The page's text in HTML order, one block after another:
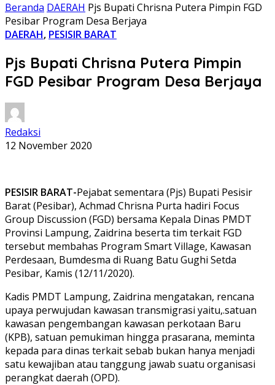
Beranda DAERAH Pjs Bupati Chrisna Putera Pimpin FGD
Pesibar Program Desa Berjaya
DAERAH, PESISIR BARAT
Pjs Bupati Chrisna Putera Pimpin
FGD Pesibar Program Desa Berjaya
Redaksi
12 November 2020
PESISIR BARAT-Pejabat sementara (Pjs) Bupati Pesisir
Barat (Pesibar), Achmad Chrisna Purta hadiri Focus
Group Discussion (FGD) bersama Kepala Dinas PMDT
Provinsi Lampung, Zaidrina beserta tim terkait FGD
tersebut membahas Program Smart Village, Kawasan
Perdesaan, Bumdesma di Ruang Batu Gughi Setda
Pesibar, Kamis (12/11/2020).
Kadis PMDT Lampung, Zaidrina mengatakan, rencana
upaya perwujudan kawasan transmigrasi yaitu,.satuan
kawasan pengembangan kawasan perkotaan Baru
(KPB), satuan pemukiman hingga prasarana, meminta
kepada para dinas terkait sebab bukan hanya menjadi
satu kewajiban atau tanggung jawab suatu organisasi
perangkat daerah (OPD).